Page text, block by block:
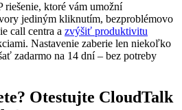
ktoré vám umožní
jediným kliknutím, bezproblémovo
call centra a zvýšiť produktivitu
Nastavenie zaberie len niekoľko
zadarmo na 14 dní – bez potreby
Otestujte CloudTalk